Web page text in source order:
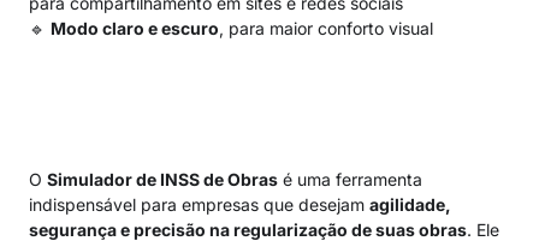
🔹 Modo claro e escuro, para maior conforto visual
O Simulador de INSS de Obras é uma ferramenta
indispensável para empresas que desejam agilidade,
segurança e precisão na regularização de suas obras. Ele